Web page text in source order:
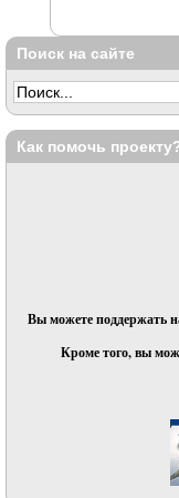
Поиск на сайте
Как помочь
Вы можете поддержать
Кроме того, вы